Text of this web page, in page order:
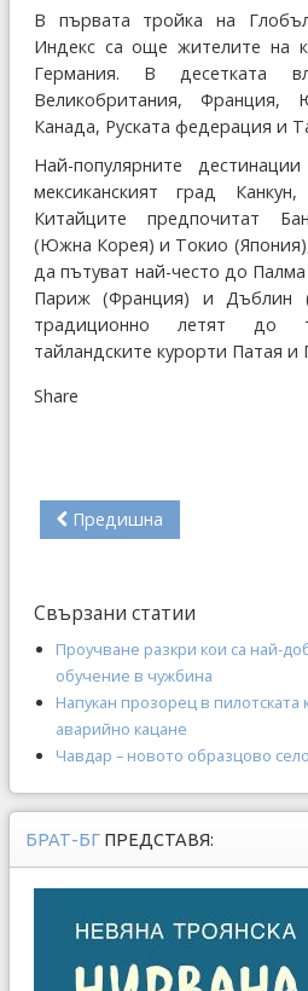
В първата тройка на
Индекс са още жителите на
Германия. В десетката
Великобритания,
Канада, Руската федерация и
Най-популярните
мексиканският град
Китайците предпочитат
(Южна Корея) и Токио
да пътуват най-често до
Париж (Франция) и Дъблин
традиционно летят до
тайландските курорти Патая и
Share
Предишна
Свързани статии
Проучване разкри кои са най-
обучение в чужбина
Напукан прозорец в пилотската
аварийно кацане
Чавдар – новото образцово
БРАТ-БГ ПРЕДСТАВЯ: